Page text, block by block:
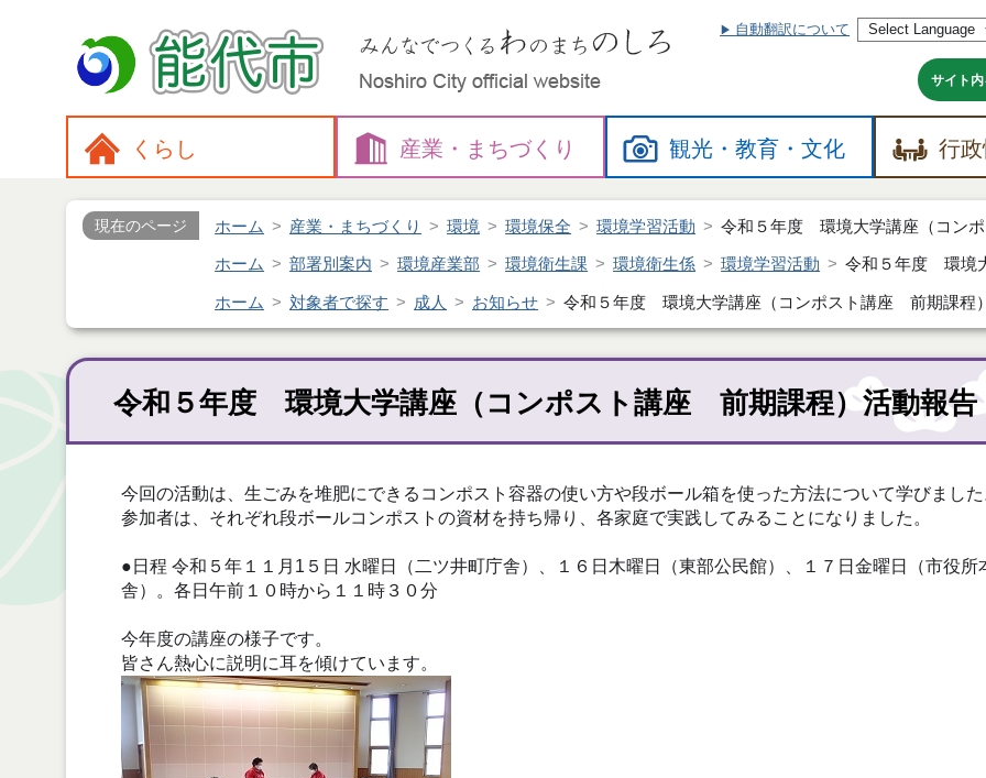
自動翻訳について
サイト
くらし 産業・ まちづくり 観光・教育・文化 行
現在のページ ホーム 産業・まちづくり 環境 環境保全 環境学習活動 令和５年度 環境大学講座（コン
ホーム 部署別案内 環境産業部 環境衛生課 環境衛生係 環境学習活動 令和５年度 環境
ホーム 対象者で探す 成人 お知らせ 令和５年度 環境大学講座（コンポスト講座 前期課程
令和５年度 環境大学講座（コンポスト講座 前期課程）活動報告
今回の活動は、生ごみを堆肥にできるコンポスト容器の使い方や段ボール箱を使った方法について学びまし
参加者は、それぞれ段ボールコンポストの資材を持ち帰り、各家庭で実践してみることになりました。
●日程 令和５年１１月1５日 水曜日（二ツ井町庁舎）、１６日木曜日（東部公民館）、１７日金曜日（市役所
舎）。各日午前１０時から１１時３０分
今年度の講座の様子です。
皆さん熱心に説明に耳を傾けています。